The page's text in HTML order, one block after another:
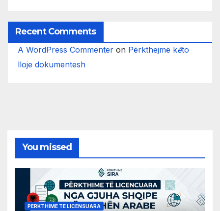
Recent Comments
A WordPress Commenter on Përkthejmë këto
lloje dokumentesh
You missed
PERKTHIME TE LICENSUARA